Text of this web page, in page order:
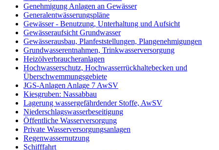
Genehmigung Anlagen an Gewässer
Generalentwässerungspläne
Gewässer - Benutzung, Unterhaltung und Aufsicht
Gewässeraufsicht Grundwasser
Gewässerausbau, Planfeststellungen, Plangenehmigungen
Grundwasserentnahmen, Trinkwasserversorgung
Heizölverbraucheranlagen
Hochwasserschutz, Hochwasserrückhaltebecken und
Überschwemmungsgebiete
JGS-Anlagen Anlage 7 AwSV
Kiesgruben: Nassabbau
Lagerung wassergefährdender Stoffe, AwSV
Niederschlagswasserbeseitigung
Öffentliche Wasserversorgung
Private Wasserversorgungsanlagen
Regenwassernutzung
Schifffahrt